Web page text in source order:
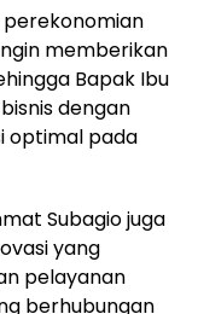
memberikan
Bapak Ibu
dengan
optimal pada
Subagio juga
yang
pelayanan
berhubungan